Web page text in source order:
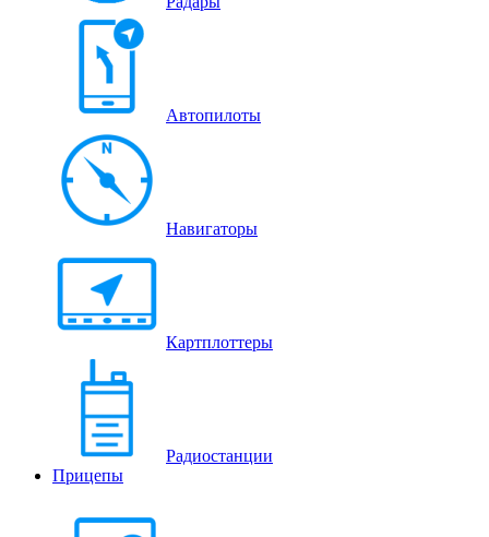
Автопилоты
Навигаторы
Картплоттеры
Радиостанции
Прицепы